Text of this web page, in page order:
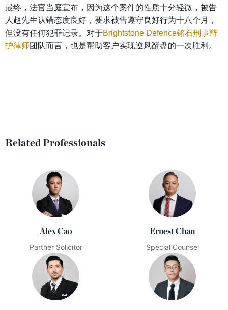
最终，法官当庭宣布，因为这个案件的性质十分轻微，被告
人赵先生认错态度良好，要求被告遵守良好行为十八个月，
但没有任何犯罪记录。对于Brightstone Defence铭石刑事辩
护律师团队而言，也是帮助客户实现逆风翻盘的一次胜利。
Related Professionals
Alex Cao
Partner Solicitor
Ernest Chan
Special Counsel